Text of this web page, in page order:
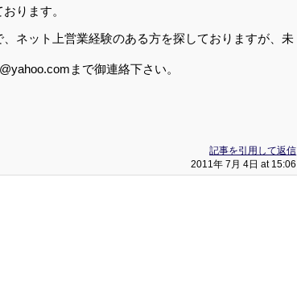
ります。
ネット上営業経験のある方を探しておりますが、未
まで御連絡下さい。
記事を引用して返信
2011年 7月 4日 at 15:06